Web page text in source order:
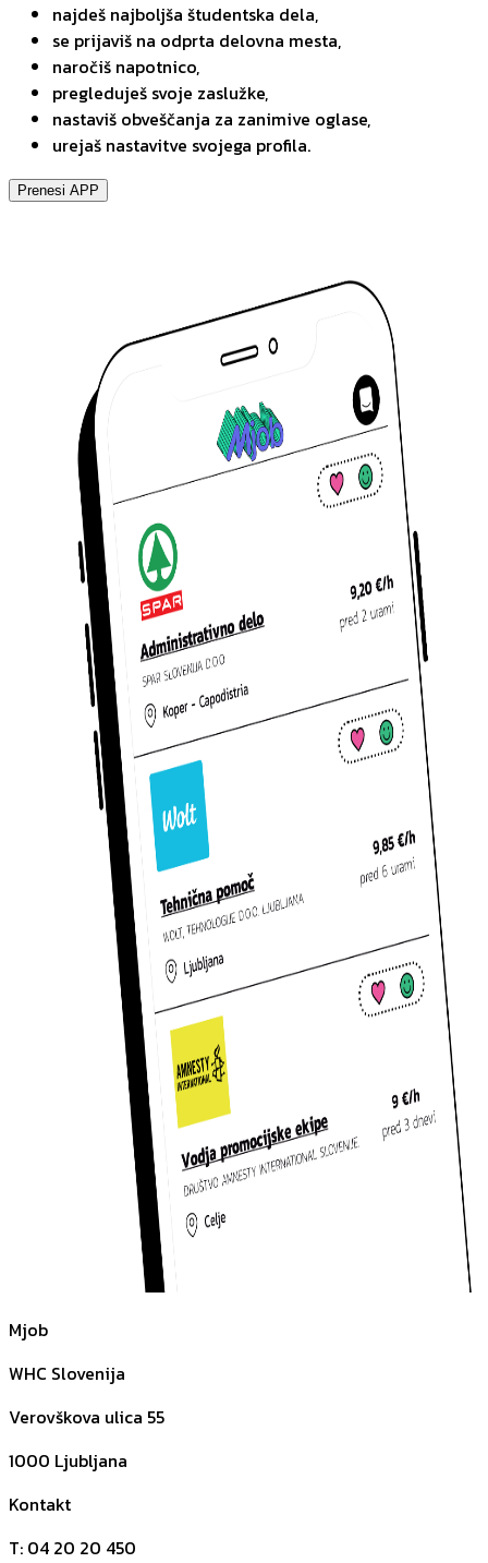
najdeš najboljša študentska dela,
se prijaviš na odprta delovna mesta,
naročiš napotnico,
pregleduješ svoje zaslužke,
nastaviš obveščanja za zanimive oglase,
urejaš nastavitve svojega profila.
Prenesi APP
Mjob
WHC Slovenija
Verovškova ulica 55
1000 Ljubljana
Kontakt
T: 04 20 20 450